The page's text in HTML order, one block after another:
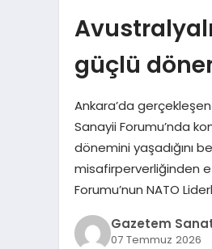
güçlü
Ankara’da
Sanayii Forumu’nda
dönemini yaşadığını
misafirperverliğinden
Forumu’nun NATO
Gazetem
07 Temmuz 2026